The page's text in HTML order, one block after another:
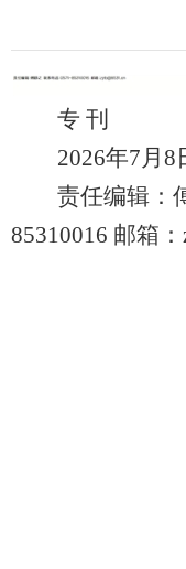
专 刊
2026年7
责任编辑：傅
85310016 邮箱